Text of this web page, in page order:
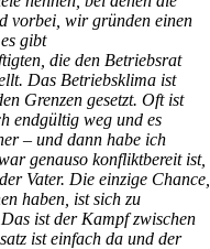
vorbei, wir gründen einen
gibt
die den Betriebsrat
Das Betriebsklima ist
Grenzen gesetzt. Oft ist
endgültig weg und es
– und dann habe ich
genauso konfliktbereit ist,
Vater. Die einzige Chance,
haben, ist sich zu
ist der Kampf zwischen
ist einfach da und der